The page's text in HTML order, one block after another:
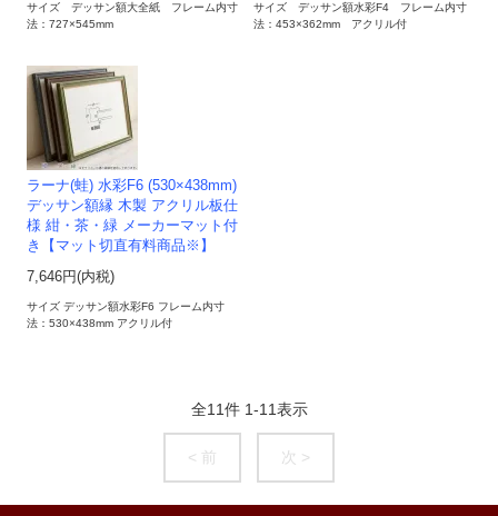
サイズ デッサン額大全紙 フレーム内寸
法：727×545mm
サイズ デッサン額水彩F4 フレーム内寸
法：453×362mm アクリル付
ラーナ(蛙) 水彩F6 (530×438mm)
デッサン額縁 木製 アクリル板仕
様 紺・茶・緑 メーカーマット付
き【マット切直有料商品※】
7,646円(内税)
サイズ デッサン額水彩F6 フレーム内寸
法：530×438mm アクリル付
全11件 1-11表示
< 前 次 >